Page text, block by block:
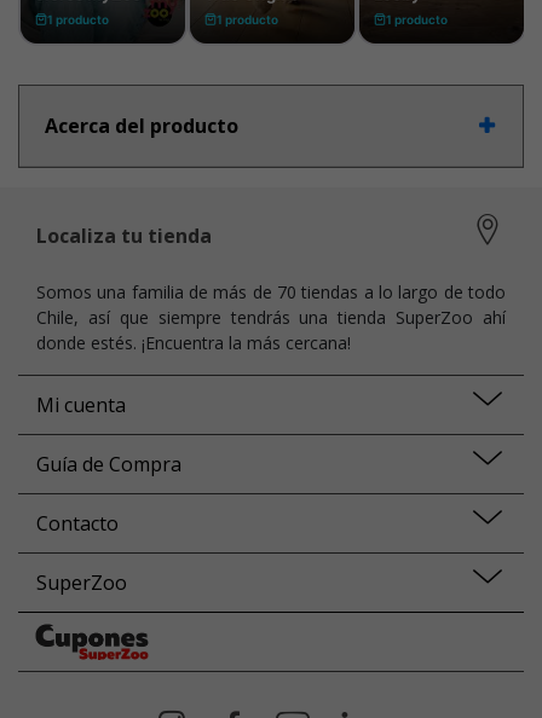
Acerca del producto
Localiza tu tienda
Somos una familia de más de 70 tiendas a lo largo de todo
Chile, así que siempre tendrás una tienda SuperZoo ahí
donde estés. ¡Encuentra la más cercana!
Mi cuenta
Guía de Compra
Contacto
SuperZoo